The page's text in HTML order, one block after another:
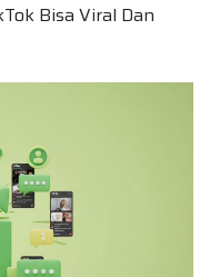
Bisa Viral Dan